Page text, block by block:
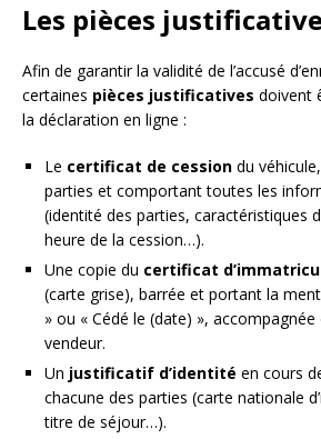
Les pièces
Afin de garantir la validité de l’accusé
certaines pièces justificatives doivent
la déclaration en ligne :
Le certificat de cession du
parties et comportant toutes les
(identité des parties, caractéristiques
heure de la cession…).
Une copie du certificat
(carte grise), barrée et portant la
» ou « Cédé le (date) »,
vendeur.
Un justificatif d’identité en cours
chacune des parties (carte nationale
titre de séjour…).